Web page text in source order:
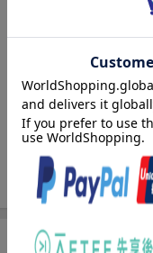
／宇宙に住む／住むこ
著者情報（「
竹内薫（タケウチカオ
科学作家。１９６０年
学大学院で素粒子論と
ニケーターとして活躍
掲載されていたもので